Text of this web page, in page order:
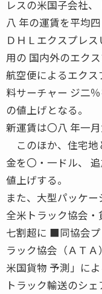
レスの米国子会社
八 年の運賃を平均
ＤＨＬエクスプレ
用の 国内外のエク
航空便によるエク
料サーチャー ジ二
の値上げとなる。
新運賃は〇八 年一月
このほか、住宅地
金を〇・一ドル、
値上げする。
また、大型パッケー
全米トラック協会
七割超に ■同協会
ラック協会（ＡＴ
米国貨物 予測」に
トラック輸送のシェ